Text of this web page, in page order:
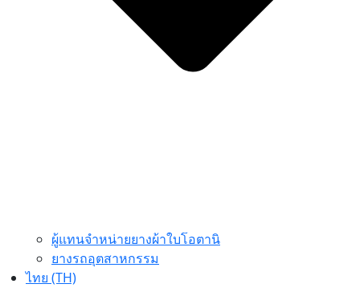
ผู้แทนจำหน่ายยางผ้าใบโอตานิ
ยางรถอุตสาหกรรม
ไทย (TH)